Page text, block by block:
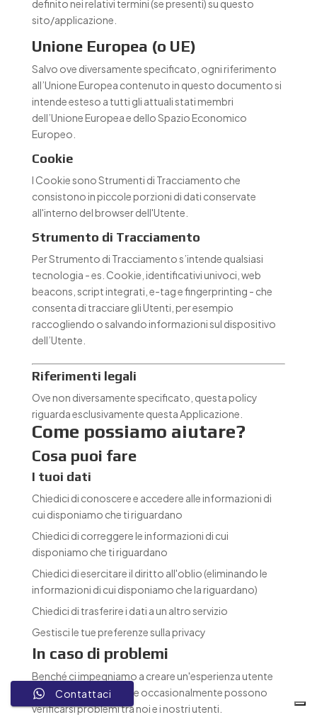
definito nei relativi termini (se presenti) su questo
sito/applicazione.
Unione Europea (o UE)
Salvo ove diversamente specificato, ogni riferimento
all’Unione Europea contenuto in questo documento si
intende esteso a tutti gli attuali stati membri
dell’Unione Europea e dello Spazio Economico
Europeo.
Cookie
I Cookie sono Strumenti di Tracciamento che
consistono in piccole porzioni di dati conservate
all'interno del browser dell'Utente.
Strumento di Tracciamento
Per Strumento di Tracciamento s’intende qualsiasi
tecnologia - es. Cookie, identificativi univoci, web
beacons, script integrati, e-tag e fingerprinting - che
consenta di tracciare gli Utenti, per esempio
raccogliendo o salvando informazioni sul dispositivo
dell’Utente.
Riferimenti legali
Ove non diversamente specificato, questa policy
riguarda esclusivamente questa Applicazione.
Come possiamo aiutare?
Cosa puoi fare
I tuoi dati
Chiedici di conoscere e accedere alle informazioni di
cui disponiamo che ti riguardano
Chiedici di correggere le informazioni di cui
disponiamo che ti riguardano
Chiedici di esercitare il diritto all'oblio (eliminando le
informazioni di cui disponiamo che la riguardano)
Chiedici di trasferire i dati a un altro servizio
Gestisci le tue preferenze sulla privacy
In caso di problemi
Benché ci impegniamo a creare un'esperienza utente
positiva, sappiamo che occasionalmente possono
verificarsi problemi tra noi e i nostri utenti.
Contattaci